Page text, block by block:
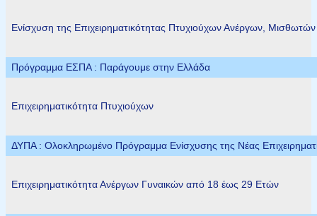
Ενίσχυση της Επιχειρηματικότητας Πτυχιούχων Ανέργων,
Πρόγραμμα ΕΣΠΑ : Παράγουμε στην Ελλάδα
Επιχειρηματικότητα Πτυχιούχων
ΔΥΠΑ : Ολοκληρωμένο Πρόγραμμα Ενίσχυσης της Νέας
Επιχειρηματικότητα Ανέργων Γυναικών από 18 έως 29 Ετών